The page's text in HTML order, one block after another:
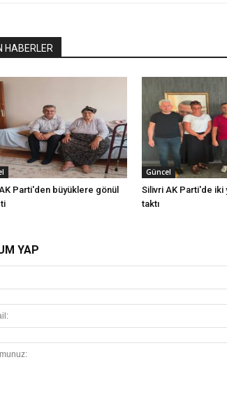
HABERLER
Parti'den büyüklere gönül
Güncel
Silivri AK Parti'de
taktı
YAP